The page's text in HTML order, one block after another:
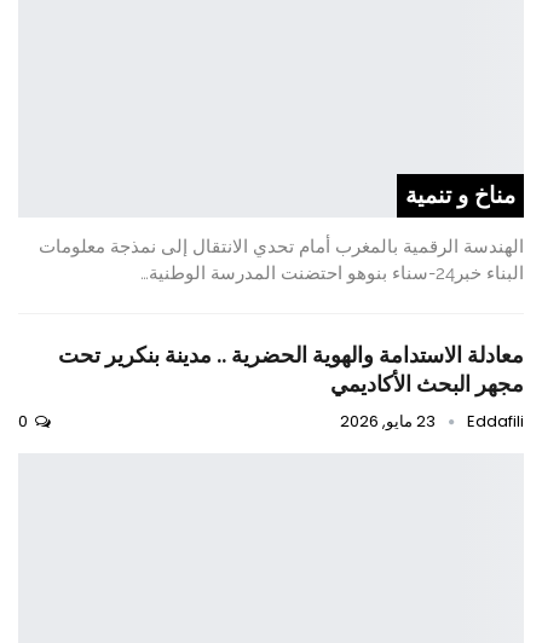
مناخ و تنمية
الهندسة الرقمية بالمغرب أمام تحدي الانتقال إلى نمذجة معلومات
البناء خبر24-سناء بنوهو احتضنت المدرسة الوطنية…
معادلة الاستدامة والهوية الحضرية .. مدينة بنكرير تحت
مجهر البحث الأكاديمي
Eddafili 23 مايو, 2026